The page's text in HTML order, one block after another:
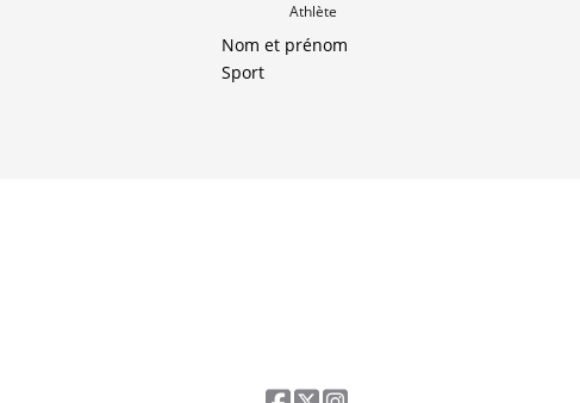
Athlète
Nom et prénom
Sport